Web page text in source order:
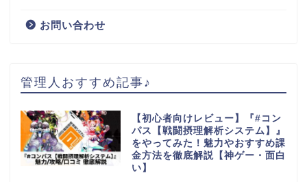
お問い合わせ
管理人おすすめ記事♪
【初心者向けレビュー】『#コン
パス【戦闘摂理解析システム】』
をやってみた！魅力やおすすめ課
金方法を徹底解説【神ゲー・面白
い】